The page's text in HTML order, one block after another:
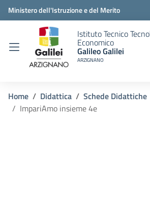
Ministero dell'Istruzione e del Merito
Istituto Tecnico
Economico
Galileo Galilei
ARZIGNANO
Home Didattica
Schede Didattiche
ImpariAmo insieme 4e